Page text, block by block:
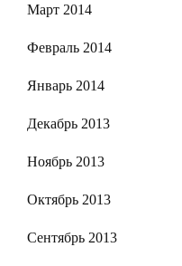
Март 2014
Февраль 2014
Январь 2014
Декабрь 2013
Ноябрь 2013
Октябрь 2013
Сентябрь 2013